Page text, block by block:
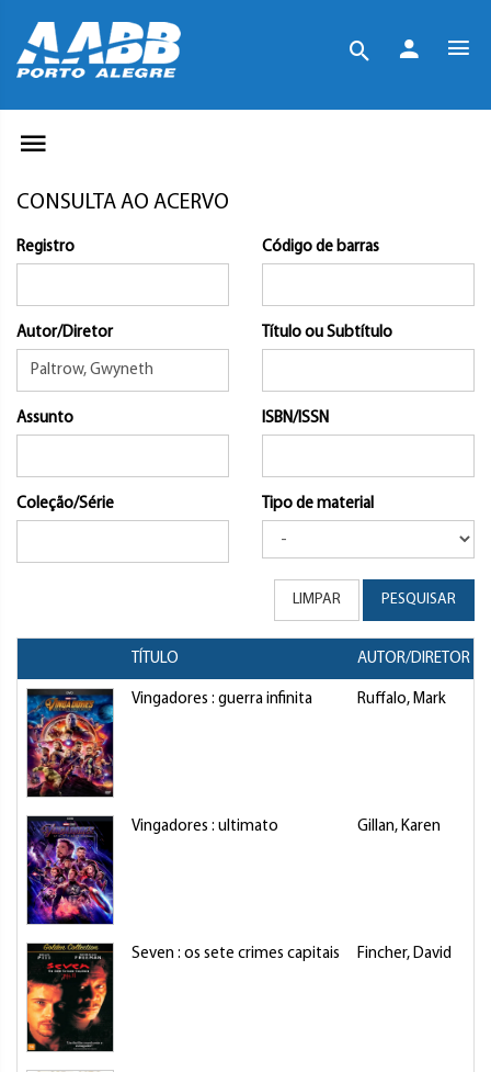
CONSULTA AO ACERVO
Registro Código de barras
Autor/Diretor Título ou Subtítulo
Assunto ISBN/ISSN
Coleção/Série Tipo de material
LIMPAR PESQUISAR
TÍTULO AUTOR/DIRETOR
Vingadores : guerra infinita Ruffalo, Mark
Vingadores : ultimato Gillan, Karen
Seven : os sete crimes capitais Fincher, David